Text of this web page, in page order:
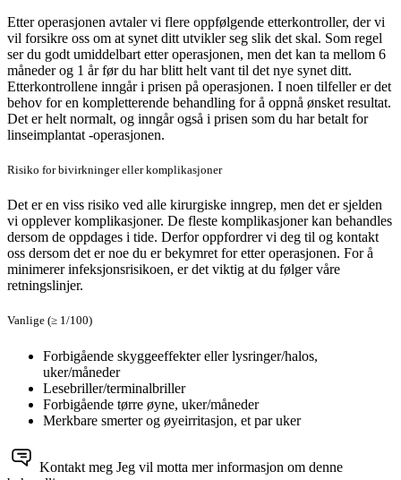
Etter operasjonen avtaler vi flere oppfølgende etterkontroller, der vi
vil forsikre oss om at synet ditt utvikler seg slik det skal. Som regel
ser du godt umiddelbart etter operasjonen, men det kan ta mellom 6
måneder og 1 år før du har blitt helt vant til det nye synet ditt.
Etterkontrollene inngår i prisen på operasjonen. I noen tilfeller er det
behov for en kompletterende behandling for å oppnå ønsket resultat.
Det er helt normalt, og inngår også i prisen som du har betalt for
linseimplantat -operasjonen.
Risiko for bivirkninger eller komplikasjoner
Det er en viss risiko ved alle kirurgiske inngrep, men det er sjelden
vi opplever komplikasjoner. De fleste komplikasjoner kan behandles
dersom de oppdages i tide. Derfor oppfordrer vi deg til og kontakt
oss dersom det er noe du er bekymret for etter operasjonen. For å
minimerer infeksjonsrisikoen, er det viktig at du følger våre
retningslinjer.
Vanlige (≥ 1/100)
Forbigående skyggeeffekter eller lysringer/halos,
uker/måneder
Lesebriller/terminalbriller
Forbigående tørre øyne, uker/måneder
Merkbare smerter og øyeirritasjon, et par uker
Kontakt meg Jeg vil motta mer informasjon om denne